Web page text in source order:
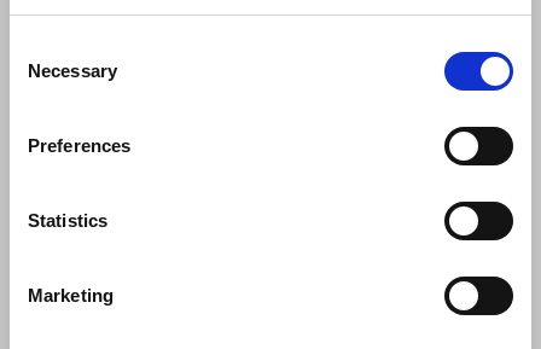
Selection
Necessary
Preferences
Statistics
Marketing